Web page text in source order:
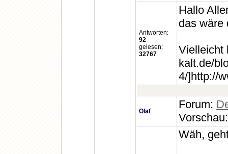
Antworten:
92
gelesen:
32767
Hallo
das wäre
Vielleicht
kalt.de/
4/]http://
Olaf
Forum:
Wäh,